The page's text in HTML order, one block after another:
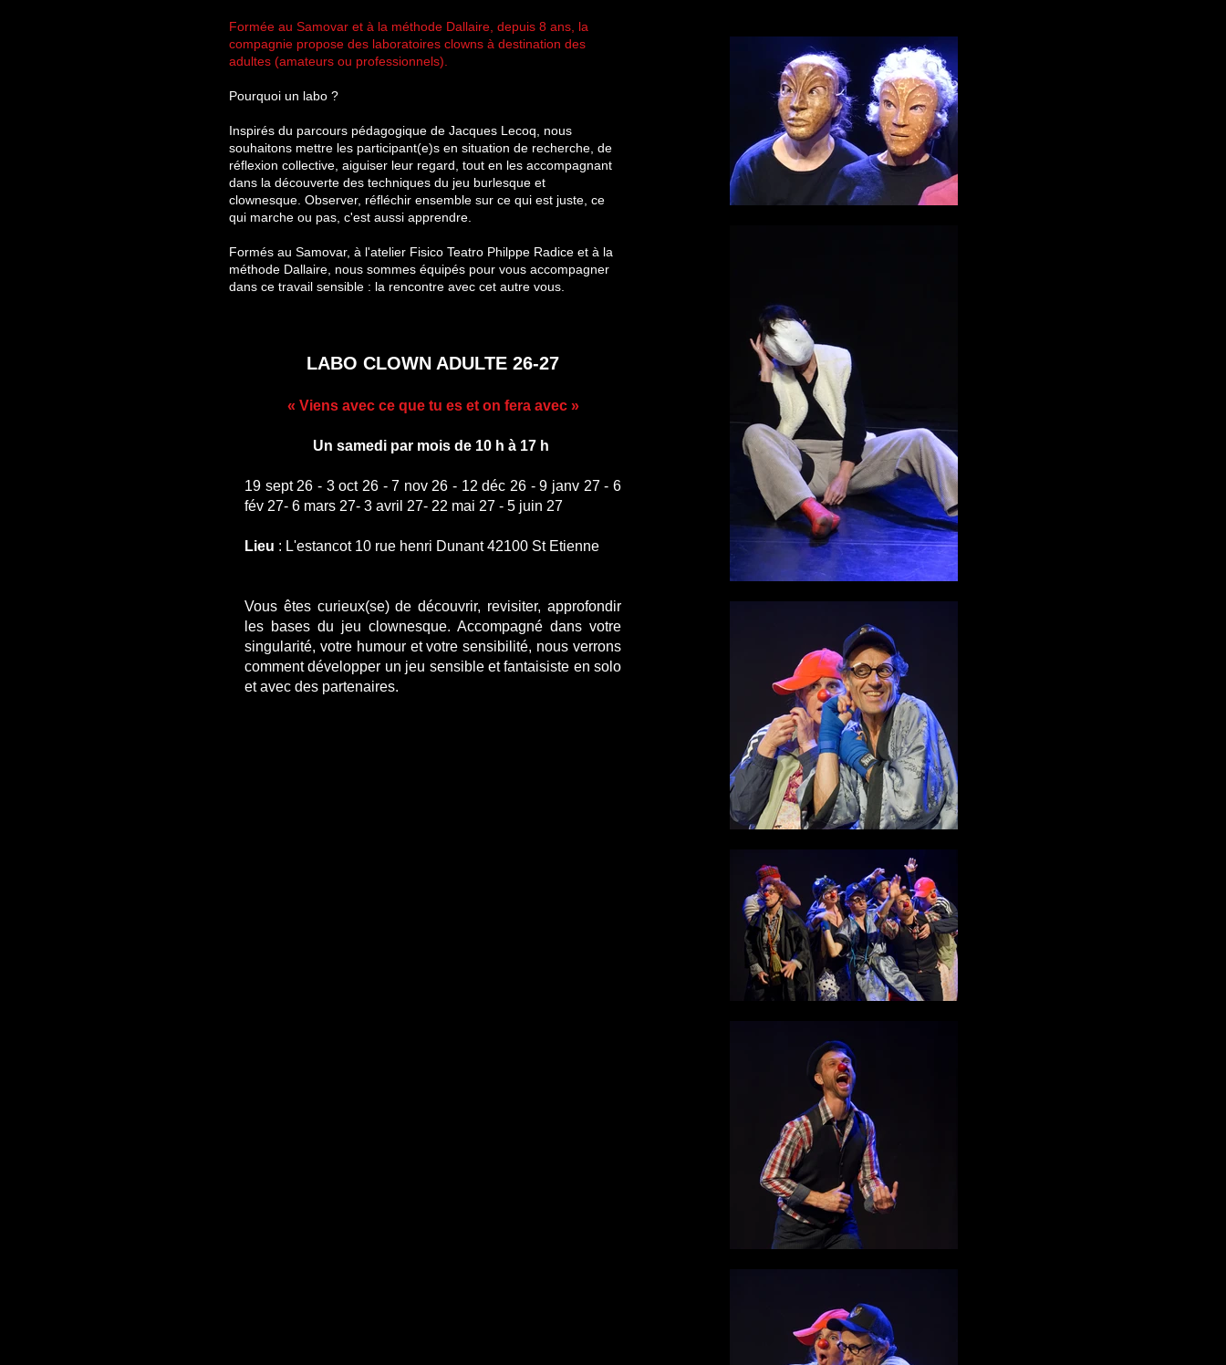
Formée au Samovar et à la méthode Dallaire, depuis 8 ans, la
compagnie propose des laboratoires clowns à destination des
adultes (amateurs ou professionnels).
Pourquoi un labo ?
Inspirés du parcours pédagogique de Jacques Lecoq, nous
souhaitons mettre les participant(e)s en situation de recherche, de
réflexion collective, aiguiser leur regard, tout en les accompagnant
dans la découverte des techniques du jeu burlesque et
clownesque. Observer, réfléchir ensemble sur ce qui est juste, ce
qui marche ou pas, c'est aussi apprendre.
Formés au Samovar, à l'atelier Fisico Teatro Philppe Radice et à la
méthode Dallaire, nous sommes équipés pour vous accompagner
dans ce travail sensible : la rencontre avec cet autre vous.​
LABO CLOWN ADULTE 26-27
« Viens avec ce que tu es et on fera avec »
Un samedi par mois de 10 h à 17 h
19 sept 26 - 3 oct 26 - 7 nov 26 - 12 déc 26 - 9 janv 27 - 6
fév 27- 6 mars 27- 3 avril 27- 22 mai 27 - 5 juin 27
Lieu : L'estancot 10 rue henri Dunant 42100 St Etienne
Vous êtes curieux(se) de découvrir, revisiter, approfondir
les bases du jeu clownesque. Accompagné dans votre
singularité, votre humour et votre sensibilité, nous verrons
comment développer un jeu sensible et fantaisiste en solo
et avec des partenaires.